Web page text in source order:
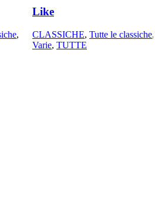
,
Like
CLASSICHE, Tutte le classiche,
Varie, TUTTE